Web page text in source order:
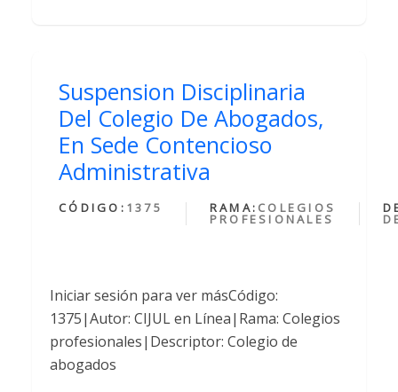
Suspension Disciplinaria
Del Colegio De Abogados,
En Sede Contencioso
Administrativa
CÓDIGO: 1375 RAMA: COLEGIOS
PROFESIONALES
Iniciar sesión para ver másCódigo:
1375|Autor: CIJUL en Línea|Rama: Colegios
profesionales|Descriptor: Colegio de
abogados